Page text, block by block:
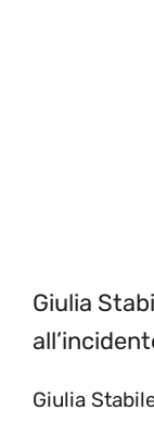
Giulia
Giulia